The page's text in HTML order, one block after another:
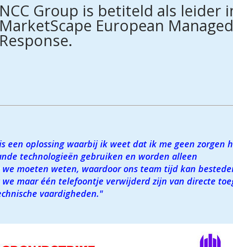
NCC Group is betiteld als leider
MarketScape European
Response.
een oplossing waarbij ik weet dat ik me geen zorgen
technologieën gebruiken en worden alleen
moeten weten, waardoor ons team tijd kan
maar één telefoontje verwijderd zijn van directe
vaardigheden."